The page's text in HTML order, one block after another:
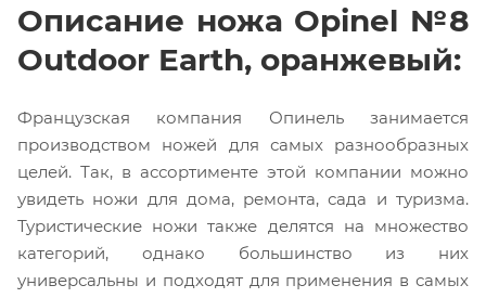
Описание ножа Opinel №8
Outdoor Earth, оранжевый:
Французская компания Опинель занимается
производством ножей для самых разнообразных
целей. Так, в ассортименте этой компании можно
увидеть ножи для дома, ремонта, сада и туризма.
Туристические ножи также делятся на множество
категорий, однако большинство из них
универсальны и подходят для применения в самых